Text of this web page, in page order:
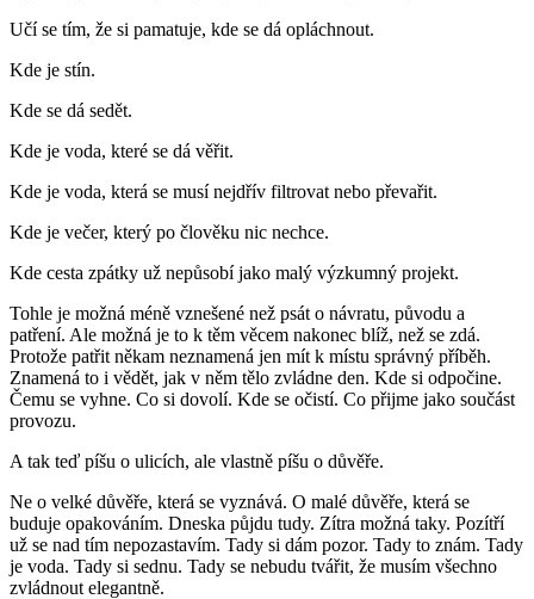
Učí se tím, že si pamatuje, kde se dá opláchnout.
Kde je stín.
Kde se dá sedět.
Kde je voda, které se dá věřit.
Kde je voda, která se musí nejdřív filtrovat nebo převařit.
Kde je večer, který po člověku nic nechce.
Kde cesta zpátky už nepůsobí jako malý výzkumný projekt.
Tohle je možná méně vznešené než psát o návratu, původu a
patření. Ale možná je to k těm věcem nakonec blíž, než se zdá.
Protože patřit někam neznamená jen mít k místu správný příběh.
Znamená to i vědět, jak v něm tělo zvládne den. Kde si odpočine.
Čemu se vyhne. Co si dovolí. Kde se očistí. Co přijme jako součást
provozu.
A tak teď píšu o ulicích, ale vlastně píšu o důvěře.
Ne o velké důvěře, která se vyznává. O malé důvěře, která se
buduje opakováním. Dneska půjdu tudy. Zítra možná taky. Pozítří
už se nad tím nepozastavím. Tady si dám pozor. Tady to znám. Tady
je voda. Tady si sednu. Tady se nebudu tvářit, že musím všechno
zvládnout elegantně.